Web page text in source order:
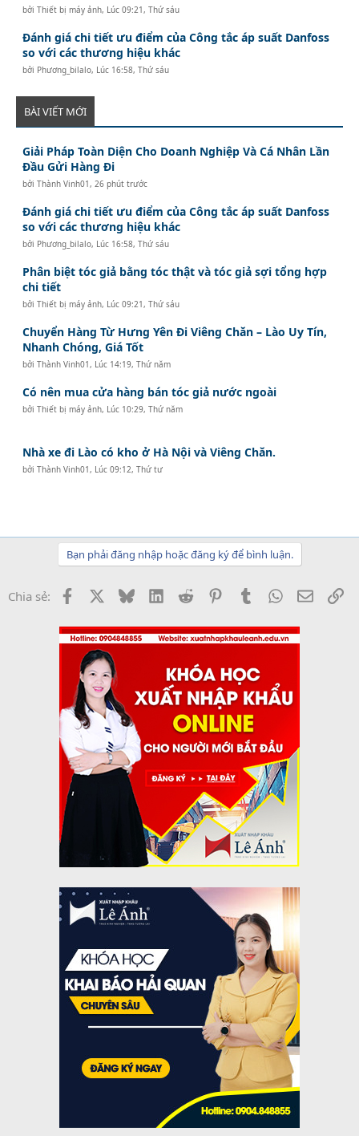
bởiThiết bị máy ảnh, Lúc 09:21, Thứ sáu
Đánh giá chi tiết ưu điểm của Công tắc áp suất Danfoss
so với các thương hiệu khác
bởi Phương_bilalo, Lúc 16:58, Thứ sáu
BÀI VIẾT MỚI
Giải Pháp Toàn Diện Cho Doanh Nghiệp Và Cá Nhân Lần
Đầu Gửi Hàng Đi
bởiThành Vinh01 , 26 phút trước
Đánh giá chi tiết ưu điểm của Công tắc áp suất Danfoss
so với các thương hiệu khác
bởi Phương_bilalo, Lúc 16:58, Thứ sáu
Phân biệt tóc giả bằng tóc thật và tóc giả sợi tổng hợp
chi tiết
bởiThiết bị máy ảnh, Lúc 09:21, Thứ sáu
Chuyển Hàng Từ Hưng Yên Đi Viêng Chăn – Lào Uy Tín,
Nhanh Chóng, Giá Tốt
bởiThành Vinh01 , Lúc 14:19, Thứ năm
Có nên mua cửa hàng bán tóc giả nước ngoài
bởiThiết bị máy ảnh, Lúc 10:29, Thứ năm
Nhà xe đi Lào có kho ở Hà Nội và Viêng Chăn.
bởiThành Vinh01 , Lúc 09:12, Thứ tư
Bạn phải đăng nhập hoặc đăng ký để bình luận.
Chia sẻ: Facebook BlueskyLinkedInReddit PinterestTumblrWhatsApp
Email